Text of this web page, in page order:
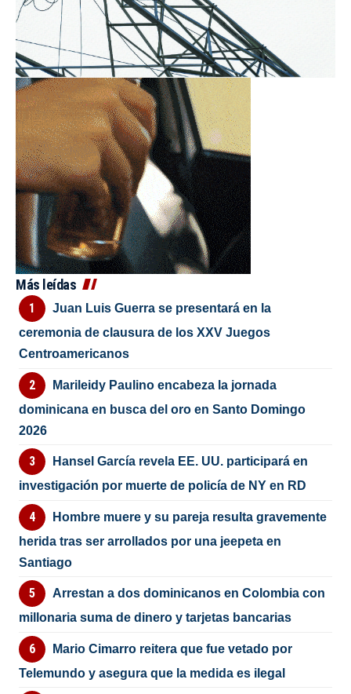
Más leídas
Juan Luis Guerra se presentará en la
ceremonia de clausura de los XXV Juegos
Centroamericanos
Marileidy Paulino encabeza la jornada
dominicana en busca del oro en Santo Domingo
2026
Hansel García revela EE. UU. participará en
investigación por muerte de policía de NY en RD
Hombre muere y su pareja resulta gravemente
herida tras ser arrollados por una jeepeta en
Santiago
Arrestan a dos dominicanos en Colombia con
millonaria suma de dinero y tarjetas bancarias
Mario Cimarro reitera que fue vetado por
Telemundo y asegura que la medida es ilegal